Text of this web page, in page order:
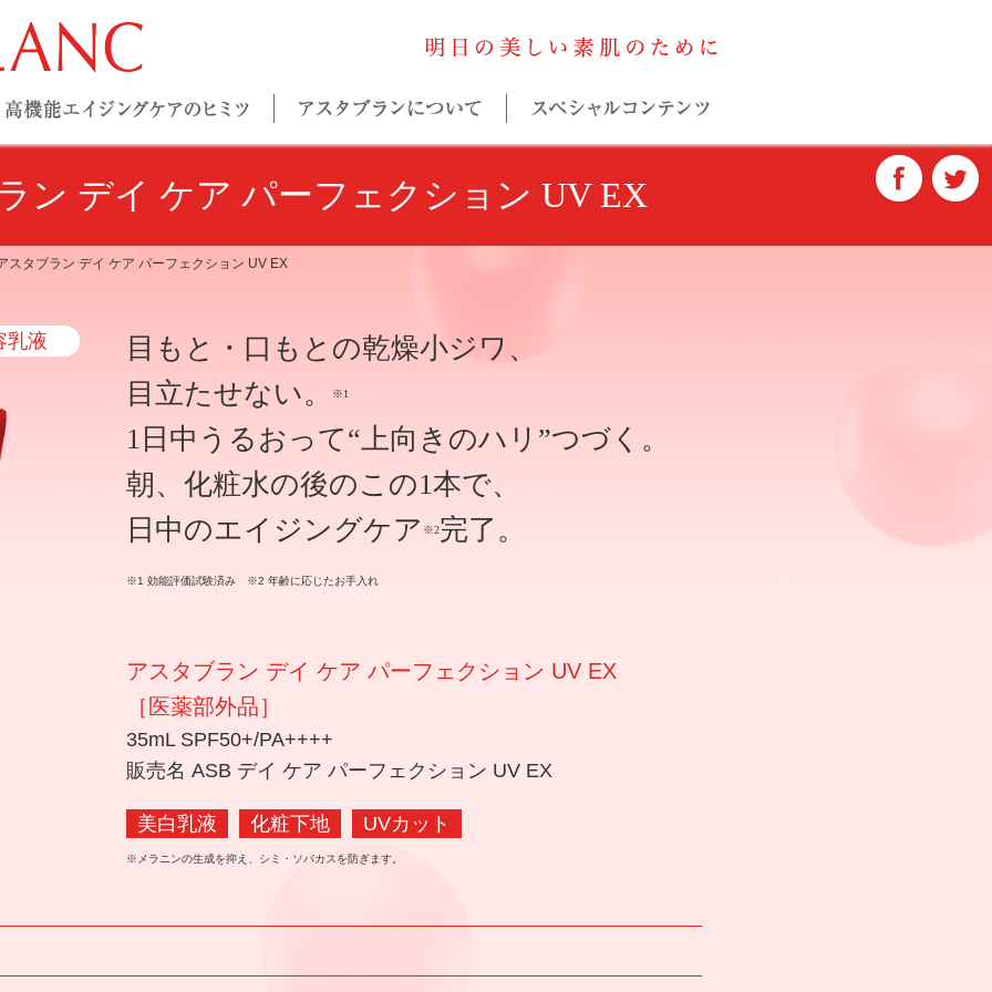
商品一覧 高機能エイジングケアのヒミツアスタブランについて
ン デイ ケア パーフェクション UV EX
スタブラン デイ ケア パーフェクション UV EX
乳液
目もと・口もとの乾燥小ジワ、
目立たせない。
※1
1日中うるおって“上向きのハリ”つづく。
朝、化粧水の後のこの1本で、
日中のエイジングケア ※2完了。
※1 効能評価試験済み ※2 年齢に応じたお手入れ
アスタブラン デイ ケア パーフェクション UV EX
［医薬部外品］
35mL SPF50+/PA++++
販売名 ASB デイ ケア パーフェクション UV EX
美白乳液 化粧下地 UVカット
※メラニンの生成を抑え、シミ・ソバカスを防ぎます。